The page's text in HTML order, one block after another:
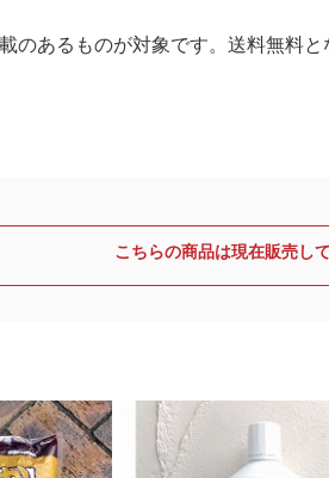
のあるものが対象です。送料無料
こちらの商品は現在販売し